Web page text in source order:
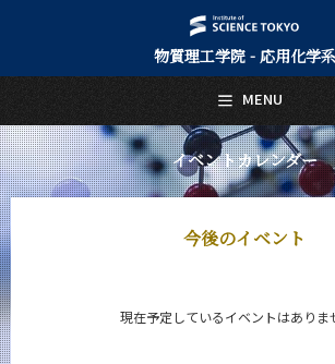
物質理工学院 - 応用化学系
イベントカレンダー
今後のイベント
現在予定しているイベントはありま
MENU
日本語
トップページ
Top Page
応用化学系について
About Us
Faculty and Laboratories